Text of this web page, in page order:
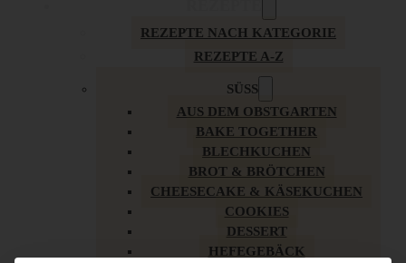
REZEPTE NACH KATEGORIE
REZEPTE A-Z
SÜSS
AUS DEM OBSTGARTEN
BAKE TOGETHER
BLECHKUCHEN
BROT & BRÖTCHEN
CHEESECAKE & KÄSEKUCHEN
COOKIES
DESSERT
HEFEGEBÄCK